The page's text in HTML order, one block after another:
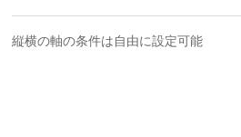
縦横の軸の条件は自由に設定可能